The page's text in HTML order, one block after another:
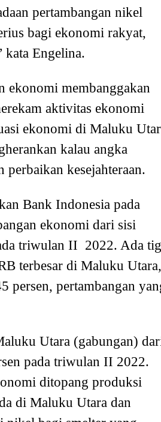
pertambangan nikel
bagi ekonomi rakyat,
kata Engelina.
ekonomi membanggakan
aktivitas ekonomi
ekonomi di Maluku
kalau angka
kesejahteraan.
Bank Indonesia pada
ekonomi dari sisi
triwulan II 2022. Ada
terbesar di Maluku Utara,
persen, pertambangan
Utara (gabungan)
pada triwulan II 2022.
ditopang produksi
di Maluku Utara dan